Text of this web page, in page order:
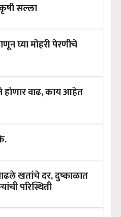
सल्ला
घ्या मोहरी पेरणीचे
होणार वाढ, काय आहेत
खतांचे दर, दुष्काळात
परिस्थिती